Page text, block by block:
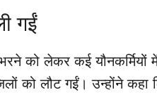
गईं
भरने को लेकर कई यौनकर्मियों
को लौट गईं। उन्होंने कहा